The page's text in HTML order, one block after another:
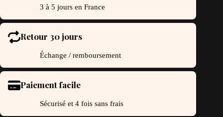
3 à 5 jours en France
Retour 30 jours
Échange / remboursement
Paiement facile
Sécurisé et 4 fois sans frais